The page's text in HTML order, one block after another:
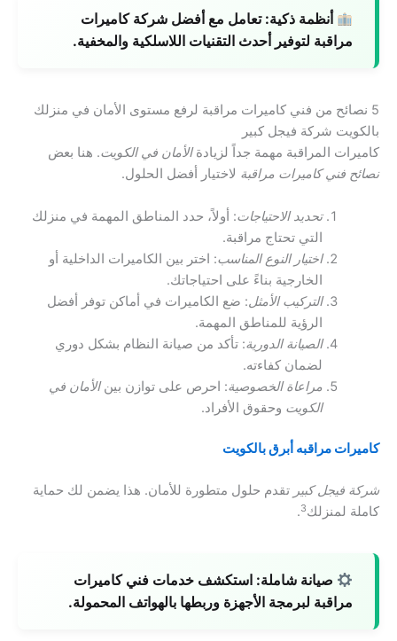
أنظمة ذكية: تعامل مع أفضل شركة كاميرات
مراقبة لتوفير أحدث التقنيات اللاسلكية والمخفية.
5 نصائح من فني كاميرات مراقبة لرفع مستوى الأمان في منزلك
بالكويت شركة فيجل كبير
كاميرات المراقبة مهمة جداً لزيادةالأمان في الكويت. هنا بعض
نصائح فني كاميرات مراقبة لاختيار أفضل الحلول.
تحديد الاحتياجات: أولاً، حدد المناطق المهمة في منزلك
التي تحتاج مراقبة.
اختيار النوع المناسب: اختر بين الكاميرات الداخلية أو
الخارجية بناءً على احتياجاتك.
التركيب الأمثل: ضع الكاميرات في أماكن توفر أفضل
الرؤية للمناطق المهمة.
الصيانة الدورية: تأكد من صيانة النظام بشكل دوري
لضمان كفاءته.
مراعاة الخصوصية: احرص على توازن بينالأمان في
الكويت وحقوق الأفراد.
كاميرات مراقبه أبرق بالكويت
شركة فيجل كبير تقدم حلول متطورة للأمان. هذا يضمن لك حماية
كاملة لمنزلك3
.
صيانة شاملة: استكشف خدمات فني كاميرات
مراقبة لبرمجة الأجهزة وربطها بالهواتف المحمولة.